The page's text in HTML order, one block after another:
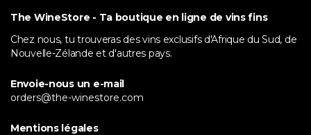
The WineStore - Ta boutique en ligne de vins fins
Chez nous, tu trouveras des vins exclusifs d'Afrique du Sud, de
Nouvelle-Zélande et d'autres pays.
Envoie-nous un e-mail
orders@the-winestore.com
Mentions légales